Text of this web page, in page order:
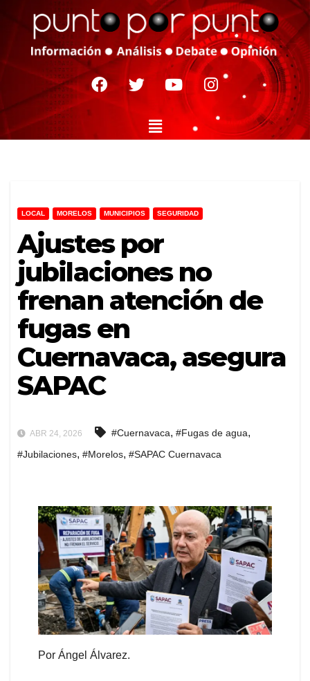
LOCAL MORELOS MUNICIPIOS SEGURIDAD
Ajustes por
jubilaciones no
frenan atención de
fugas en
Cuernavaca, asegura
SAPAC
ABR 24, 2026 #Cuernavaca, #Fugas de agua,
#Jubilaciones, #Morelos, #SAPAC Cuernavaca
Por Ángel Álvarez.